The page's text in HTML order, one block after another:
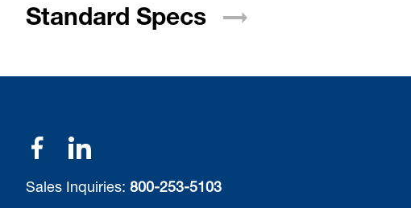
Standard Specs
Sales Inquiries: 800-253-5103